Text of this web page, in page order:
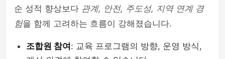
순 성적 향상보다 관계, 안전, 주도성, 지역 연계 경
험을 함께 고려하는 흐름이 강해졌습니다.
조합원 참여 : 교육 프로그램의 방향, 운영 방식,